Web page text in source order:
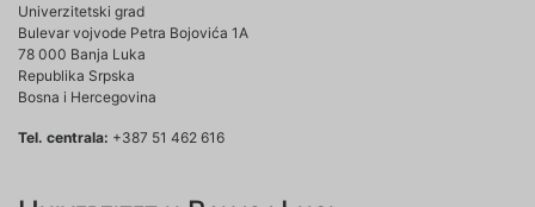
Univerzitetski grad
Bulevar vojvode Petra Bojovića 1A
78 000 Banja Luka
Republika Srpska
Bosna i Hercegovina
Tel. centrala: +387 51 462 616